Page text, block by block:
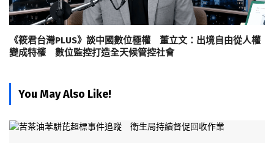
《筱君台灣PLUS》談中國數位極權 董立文：出境自由從人權
變成特權 數位監控打造全天候管控社會
You May Also Like!